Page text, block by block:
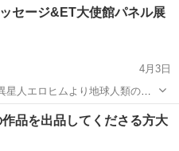
した。 そのメッセージには、私...
大使館
セージ&ET大使館パネル展
4月3日
人エロヒムより地球人類の過
受け取りました。 その内容を中
UFO、古代遺跡、ミステリーサ
展示会 大使館
品を出品してくださる方大